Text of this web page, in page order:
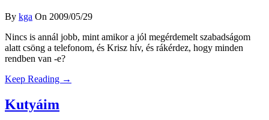
By kga On 2009/05/29
Nincs is annál jobb, mint amikor a jól megérdemelt szabadságom
alatt csöng a telefonom, és Krisz hív, és rákérdez, hogy minden
rendben van -e?
Keep Reading →
Kutyáim